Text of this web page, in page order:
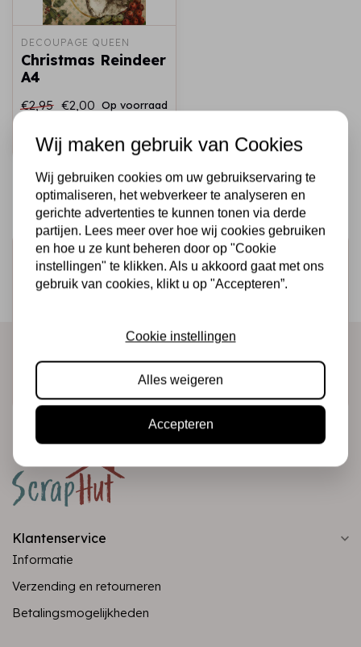
DECOUPAGE QUEEN
Christmas Reindeer
A4
€2,95 €2,00 Op voorraad
Snel toevoegen
Schrijf je in voor de nieuwsbrief
Ontvang als eerste onze actie en nieuwe producten
Klantenservice
Informatie
Verzending en retourneren
Betalingsmogelijkheden
Wij maken gebruik van Cookies
Wij gebruiken cookies om uw gebruikservaring te
optimaliseren, het webverkeer te analyseren en
gerichte advertenties te kunnen tonen via derde
partijen. Lees meer over hoe wij cookies gebruiken
en hoe u ze kunt beheren door op "Cookie
instellingen" te klikken. Als u akkoord gaat met ons
gebruik van cookies, klikt u op "Accepteren”.
Cookie instellingen
Alles weigeren
Accepteren